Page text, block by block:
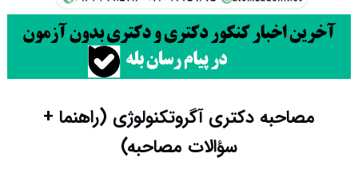
مصاحبه دکتری آگروتکنولوژی (راهنما +
سؤالات مصاحبه)